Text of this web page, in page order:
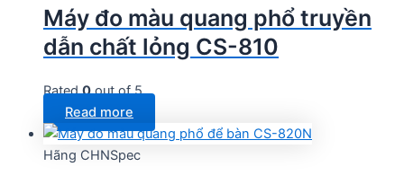
Máy đo màu quang phổ truyền
dẫn chất lỏng CS-810
Rated0out of 5
Read more
Hãng CHNSpec